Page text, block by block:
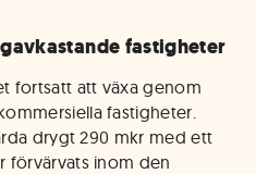
fastigheter
fortsatt att växa genom
fastigheter.
drygt 290 mkr med ett
förvärvats inom den